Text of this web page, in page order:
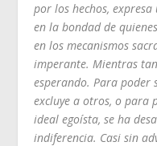
por los hechos,
en la bondad de
en los mecanismos
imperante. Mientras
esperando. Para poder
excluye a otros, o para
ideal egoísta, se ha
indiferencia. Casi sin